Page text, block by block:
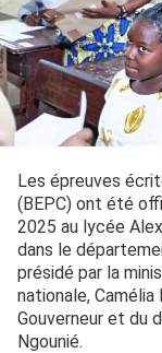
Les épreuves
(BEPC) ont été
2025 au lycée
dans le
présidé par la
nationale,
Gouverneur et du
Ngounié.